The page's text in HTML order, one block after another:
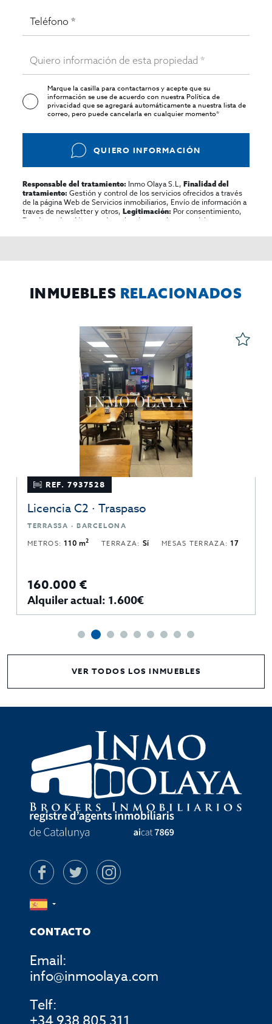
Marque la casilla para contactarnos y acepte que su
información se use de acuerdo con nuestraPolítica de
privacidadque se agregará automáticamente a nuestra lista de
correo, pero puede cancelarla en cualquier momento*
QUIERO INFORMACIÓN
Responsable del tratamiento: Inmo Olaya S.L,Finalidad del
tratamiento: Gestión y control de los servicios ofrecidos a través
de la página Web de Servicios inmobiliarios, Envío de información a
traves de newsletter y otros,Legitimación: Por consentimiento,
Destinatarios:
No se cederan los datos, salvo para elaborar
rectificar y suprimir los datos, solicitar la portabilidad de los
INMUEBLES RELACIONADOS
REF. 7937528
Licencia C2 · Traspaso
TERRASSA · BARCELONA
METROS:110 m2 TERRAZA: Sí MESAS TERRAZA:17
160.000 €
Alquiler actual: 1.600€
VER TODOS LOS INMUEBLES
CONTACTO
Email:
info@inmoolaya.com
Telf: